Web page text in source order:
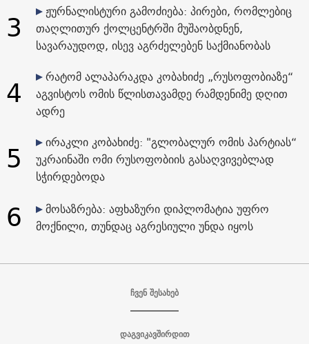
3
ჟურნალისტური გამოძიება: პირები, რომლებიც
თაღლითურ ქოლცენტრში მუშაობდნენ,
სავარაუდოდ, ისევ აგრძელებენ საქმიანობას
4
რატომ ალაპარაკდა კობახიძე „რუსოფობიაზე“
აგვისტოს ომის წლისთავამდე რამდენიმე დღით
ადრე
5
ირაკლი კობახიძე: "გლობალურ ომის პარტიას“
უკრაინაში ომი რუსოფობიის გასაღვივებლად
სჭირდებოდა
6
მოსაზრება: აფხაზური დიპლომატია უფრო
მოქნილი, თუნდაც აგრესიული უნდა იყოს
ჩვენ შესახებ
დაგვიკავშირდით